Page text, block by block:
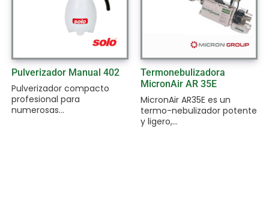
Pulverizador Manual 402
Pulverizador compacto
profesional para
numerosas...
Termonebulizadora
MicronAir AR 35E
MicronAir AR35E es un
termo-nebulizador potente
y ligero,...